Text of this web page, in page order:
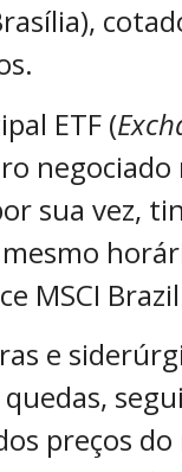
ETF (
negociado
sua vez,
MSCI
e
preços